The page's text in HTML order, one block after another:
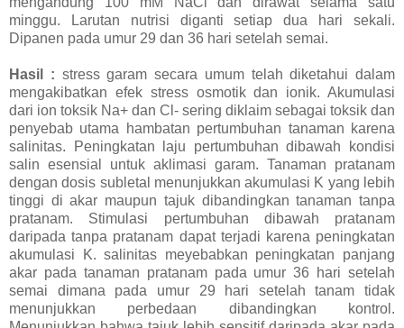
minggu. Larutan nutrisi diganti setiap dua hari sekali.
Dipanen pada umur 29 dan 36 hari setelah semai.
Hasil : stress garam secara umum telah diketahui dalam
mengakibatkan efek stress osmotik dan ionik. Akumulasi
dari ion toksik Na+ dan Cl- sering diklaim sebagai toksik dan
penyebab utama hambatan pertumbuhan tanaman karena
salinitas. Peningkatan laju pertumbuhan dibawah kondisi
salin esensial untuk aklimasi garam. Tanaman pratanam
dengan dosis subletal menunjukkan akumulasi K yang lebih
tinggi di akar maupun tajuk dibandingkan tanaman tanpa
pratanam. Stimulasi pertumbuhan dibawah pratanam
daripada tanpa pratanam dapat terjadi karena peningkatan
akumulasi K. salinitas meyebabkan peningkatan panjang
akar pada tanaman pratanam pada umur 36 hari setelah
semai dimana pada umur 29 hari setelah tanam tidak
menunjukkan perbedaan dibandingkan kontrol.